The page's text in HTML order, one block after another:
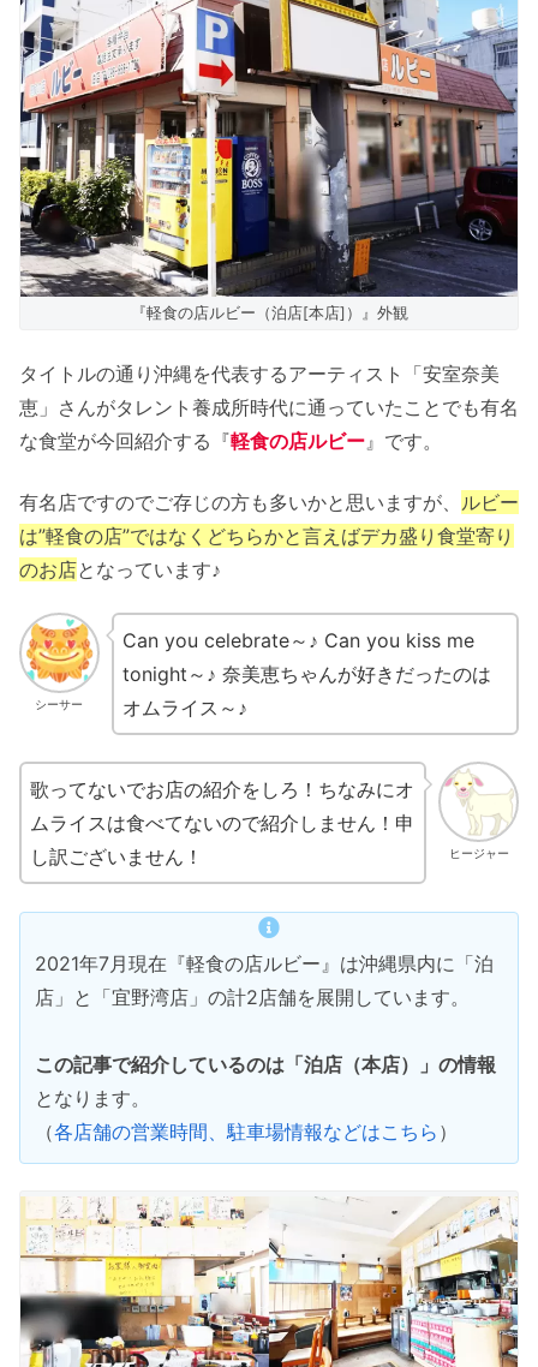
『軽食の店ルビー（泊店[本店]）』外観
タイトルの通り沖縄を代表するアーティスト「安室奈美
恵」さんがタレント養成所時代に通っていたことでも有名
な食堂が今回紹介する『軽食の店ルビー』です。
有名店ですのでご存じの方も多いかと思いますが、 ルビー
は”軽食の店”ではなくどちらかと言えばデカ盛り食堂寄り
のお店となっています♪
シーサー
Can you celebrate～♪ Can you kiss me
tonight～♪ 奈美恵ちゃんが好きだったのは
オムライス～♪
ヒージャー
歌ってないでお店の紹介をしろ！ちなみにオ
ムライスは食べてないので紹介しません！申
し訳ございません！
2021年7月現在『軽食の店ルビー』は沖縄県内に「泊
店」と「宜野湾店」の計2店舗を展開しています。
この記事で紹介しているのは「泊店（本店）」の情報
となります。
（各店舗の営業時間、駐車場情報などはこちら ）